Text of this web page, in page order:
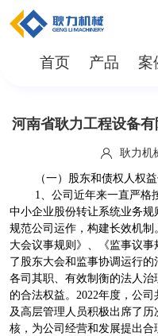
首页 产品 案
河南省耿力工程设备
耿力机
（一）股东和债权人权
1、公司近年来一直严格
中小企业股份转让系统业务规
规范公司运作，构建长效机
大会议事规则》、《监事议
了股东大会和监事协调运行的
各司其职、有效制衡的法人
的合法权益。2022年度，公
及高层管理人员积极出席了
核，为公司经营和发展提出合